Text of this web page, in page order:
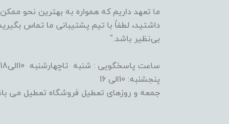
ما تعهد داریم که همواره به بهترین نحو
داشتید، لطفاً با تیم پشتیبانی ما تماس
بی‌نظیر باشد."
ساعت پاسخگویی : شنبه تاچهارشنبه 10الی18
پنجشنبه: 10الی 16
جمعه و روزهای تعطیل فروشگاه تعطیل می